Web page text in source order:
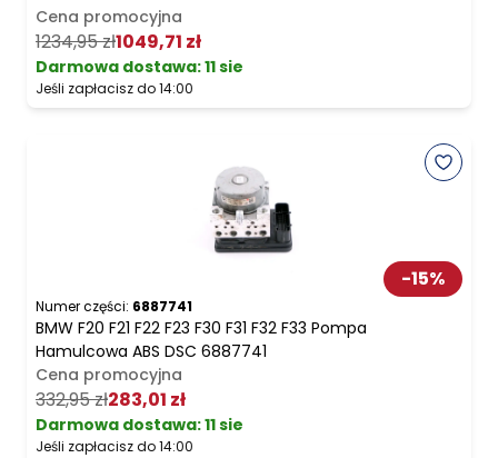
Cena promocyjna
1234,95 zł1049,71 zł
Darmowa dostawa:11 sie
Jeśli zapłacisz do 14:00
-15%
Numer części: 6887741
BMW F20 F21 F22 F23 F30 F31 F32 F33 Pompa
Hamulcowa ABS DSC 6887741
Cena promocyjna
332,95 zł283,01 zł
Darmowa dostawa:11 sie
Jeśli zapłacisz do 14:00